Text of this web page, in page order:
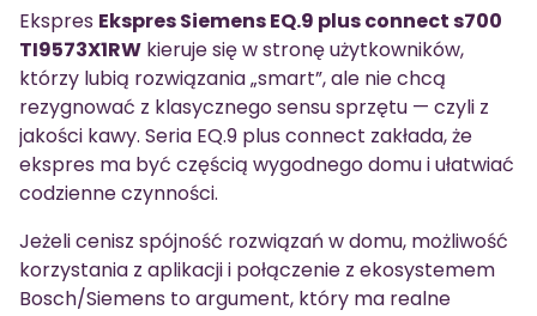
Ekspres Ekspres Siemens EQ.9 plus connect s700
TI9573X1RW kieruje się w stronę użytkowników,
którzy lubią rozwiązania „smart”, ale nie chcą
rezygnować z klasycznego sensu sprzętu — czyli z
jakości kawy. Seria EQ.9 plus connect zakłada, że
ekspres ma być częścią wygodnego domu i ułatwiać
codzienne czynności.
Jeżeli cenisz spójność rozwiązań w domu, możliwość
korzystania z aplikacji i połączenie z ekosystemem
Bosch/Siemens to argument, który ma realne